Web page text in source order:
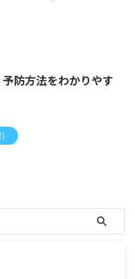
防方法をわかりやす